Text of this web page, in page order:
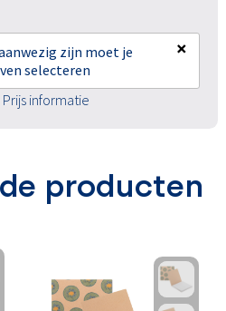
zijn moet je
selecteren
×
informatie
producten